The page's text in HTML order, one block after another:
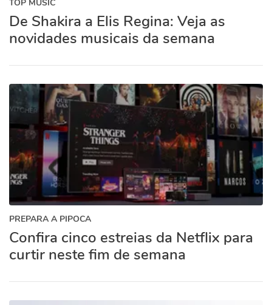
TOP MUSIC
De Shakira a Elis Regina: Veja as
novidades musicais da semana
PREPARA A PIPOCA
Confira cinco estreias da Netflix para
curtir neste fim de semana